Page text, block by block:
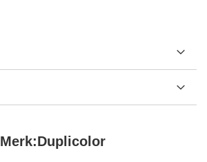
Merk:Duplicolor